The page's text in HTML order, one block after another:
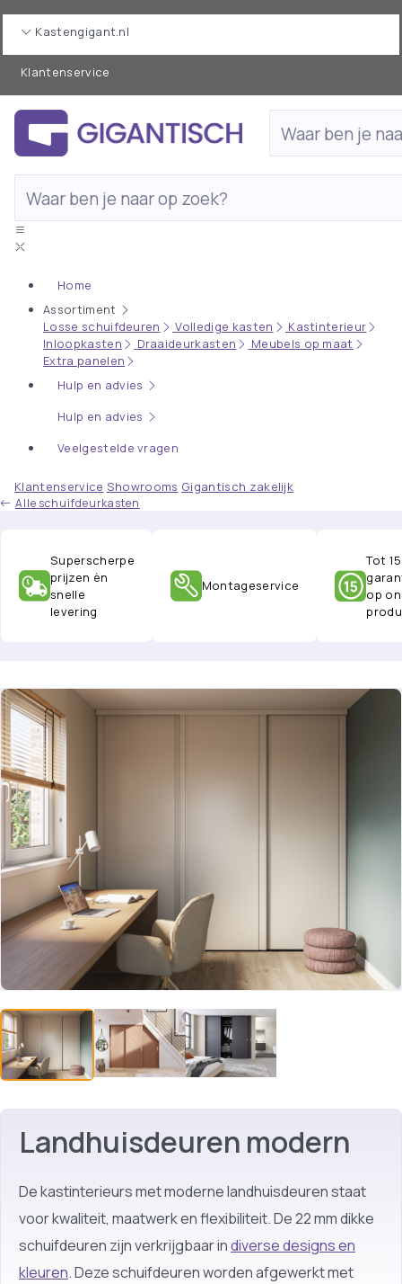
Kastengigant.nl
Klantenservice
Home
Assortiment
Losse schuifdeuren
Volledige kasten
Kastinterieur
Inloopkasten
Draaideurkasten
Meubels op maat
Extra panelen
Hulp en advies
Hulp en advies
Veelgestelde vragen
Klantenservice Showrooms Gigantisch zakelijk
Alle schuifdeurkasten
Superscherpe
prijzen èn
snelle
levering
Montageservice
Tot
op
Landhuisdeuren modern
De kastinterieurs met moderne landhuisdeuren staat
voor kwaliteit, maatwerk en flexibiliteit. De 22 mm dikke
schuifdeuren zijn verkrijgbaar indiverse designs en
kleuren. Deze schuifdeuren worden afgewerkt met